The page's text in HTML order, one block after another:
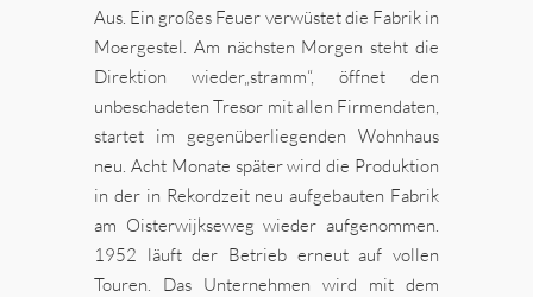
Aus. Ein großes Feuer verwüstet die Fabrik in
Moergestel. Am nächsten Morgen steht die
Direktion wieder„stramm“, öffnet den
unbeschadeten Tresor mit allen Firmendaten,
startet im gegenüberliegenden Wohnhaus
neu. Acht Monate später wird die Produktion
in der in Rekordzeit neu aufgebauten Fabrik
am Oisterwijkseweg wieder aufgenommen.
1952 läuft der Betrieb erneut auf vollen
Touren. Das Unternehmen wird mit dem